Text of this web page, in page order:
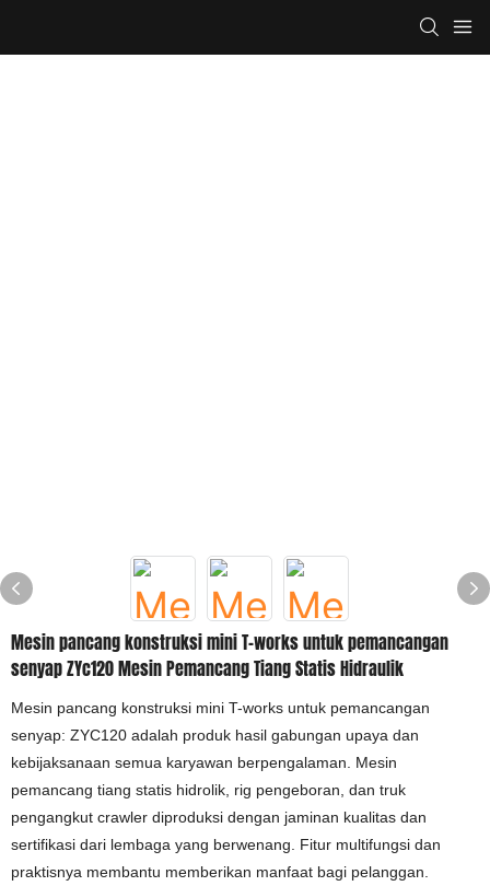
Mesin pancang konstruksi mini T-works untuk pemancangan
senyap ZYc120 Mesin Pemancang Tiang Statis Hidraulik
Mesin pancang konstruksi mini T-works untuk pemancangan
senyap: ZYC120 adalah produk hasil gabungan upaya dan
kebijaksanaan semua karyawan berpengalaman. Mesin
pemancang tiang statis hidrolik, rig pengeboran, dan truk
pengangkut crawler diproduksi dengan jaminan kualitas dan
sertifikasi dari lembaga yang berwenang. Fitur multifungsi dan
praktisnya membantu memberikan manfaat bagi pelanggan.